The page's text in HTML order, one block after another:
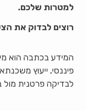
למטרות שלכם.
רוצים לבדוק את
המידע בכתבה הוא
פיננסי, ייעוץ
לבדיקה פרטנית מול